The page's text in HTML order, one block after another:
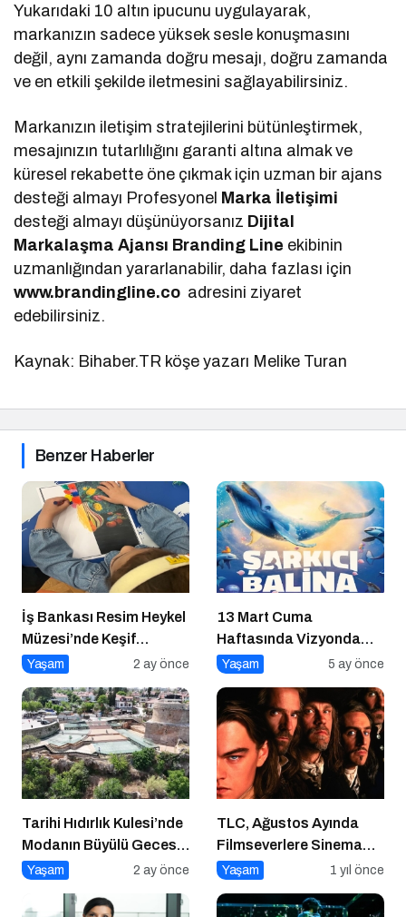
Yukarıdaki 10 altın ipucunu uygulayarak,
markanızın sadece yüksek sesle konuşmasını
değil, aynı zamanda doğru mesajı, doğru zamanda
ve en etkili şekilde iletmesini sağlayabilirsiniz.
Markanızın iletişim stratejilerini bütünleştirmek,
mesajınızın tutarlılığını garanti altına almak ve
küresel rekabette öne çıkmak için uzman bir ajans
desteği almayı Profesyonel Marka İletişimi
desteği almayı düşünüyorsanız Dijital
Markalaşma Ajansı Branding Line ekibinin
uzmanlığından yararlanabilir, daha fazlası için
www.brandingline.co adresini ziyaret
edebilirsiniz.
Kaynak: Bihaber.TR köşe yazarı Melike Turan
Benzer Haberler
İş Bankası Resim Heykel
Müzesi’nde Keşif
Başlıyor!
Yaşam 2 ay önce
13 Mart Cuma
Haftasında Vizyonda
Hangi Filmler Var?
Yaşam 5 ay önce
Tarihi Hıdırlık Kulesi’nde
Modanın Büyülü Gecesi:
Cihan Nacar Defilesi
Yaşam 2 ay önce
TLC, Ağustos Ayında
Filmseverlere Sinema
Dolu Akşamlar Sunuyor
Yaşam 1 yıl önce